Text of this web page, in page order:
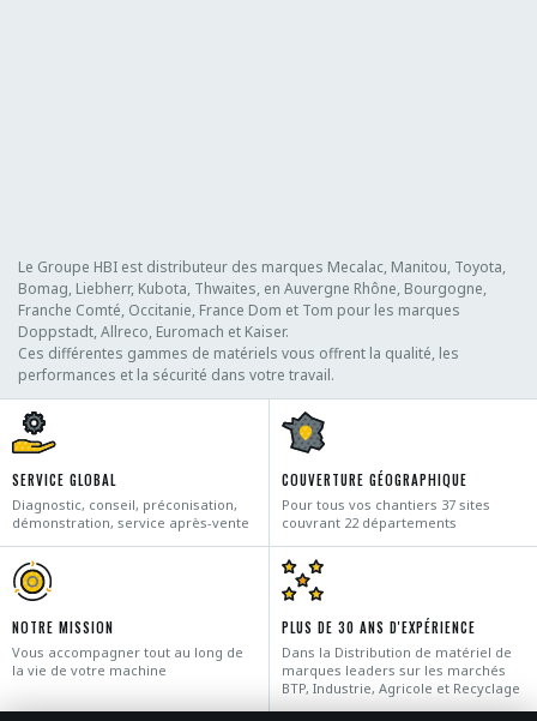
Le Groupe HBI est distributeur des marques Mecalac, Manitou, Toyota,
Bomag, Liebherr, Kubota, Thwaites, en Auvergne Rhône, Bourgogne,
Franche Comté, Occitanie, France Dom et Tom pour les marques
Doppstadt, Allreco, Euromach et Kaiser.
Ces différentes gammes de matériels vous offrent la qualité, les
performances et la sécurité dans votre travail.
SERVICE GLOBAL
Diagnostic, conseil, préconisation,
démonstration, service après-vente
COUVERTURE GÉOGRAPHIQUE
Pour tous vos chantiers 37 sites
couvrant 22 départements
NOTRE MISSION
Vous accompagner tout au long de
la vie de votre machine
PLUS DE 30 ANS D'EXPÉRIENCE
Dans la Distribution de matériel de
marques leaders sur les marchés
BTP, Industrie, Agricole et Recyclage